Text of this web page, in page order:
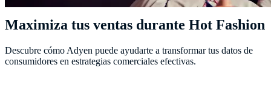
Maximiza tus ventas durante Hot Fashion
Descubre cómo Adyen puede ayudarte a transformar tus datos de
consumidores en estrategias comerciales efectivas.